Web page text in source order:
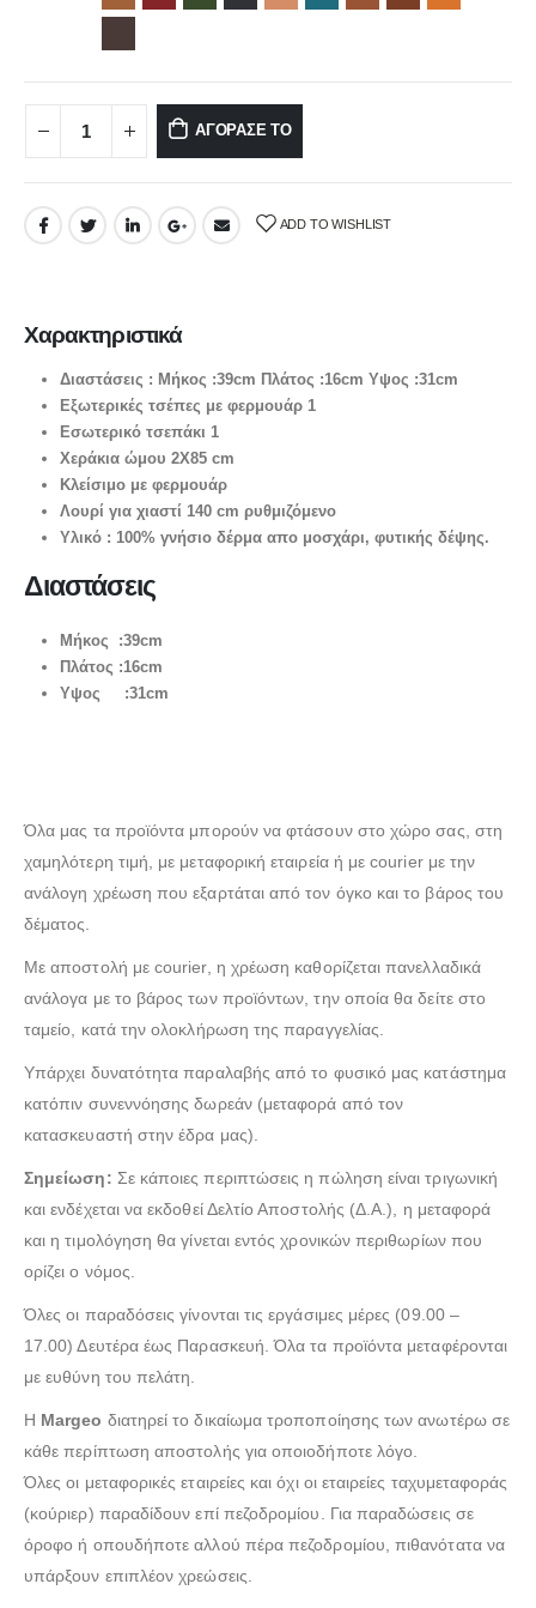
ΑΓΟΡΑΣΕ ΤΟ
ADD TO WISHLIST
Χαρακτηριστικά
Διαστάσεις : Μήκος :39cm Πλάτος :16cm Υψος :31cm
Εξωτερικές τσέπες με φερμουάρ 1
Εσωτερικό τσεπάκι 1
Χεράκια ώμου 2X85 cm
Κλείσιμο με φερμουάρ
Λουρί για χιαστί 140 cm ρυθμιζόμενο
Υλικό : 100% γνήσιο δέρμα απο μοσχάρι, φυτικής δέψης.
Διαστάσεις
Μήκος :39cm
Πλάτος :16cm
Υψος :31cm
Όλα μας τα προϊόντα μπορούν να φτάσουν στο χώρο σας, στη
χαμηλότερη τιμή, με μεταφορική εταιρεία ή με courier με την
ανάλογη χρέωση που εξαρτάται από τον όγκο και το βάρος του
δέματος.
Με αποστολή με courier, η χρέωση καθορίζεται πανελλαδικά
ανάλογα με το βάρος των προϊόντων, την οποία θα δείτε στο
ταμείο, κατά την ολοκλήρωση της παραγγελίας.
Υπάρχει δυνατότητα παραλαβής από το φυσικό μας κατάστημα
κατόπιν συνεννόησης δωρεάν (μεταφορά από τον
κατασκευαστή στην έδρα μας).
Σημείωση: Σε κάποιες περιπτώσεις η πώληση είναι τριγωνική
και ενδέχεται να εκδοθεί Δελτίο Αποστολής (Δ.Α.), η μεταφορά
και η τιμολόγηση θα γίνεται εντός χρονικών περιθωρίων που
ορίζει ο νόμος.
Όλες οι παραδόσεις γίνονται τις εργάσιμες μέρες (09.00 –
17.00) Δευτέρα έως Παρασκευή. Όλα τα προϊόντα μεταφέρονται
με ευθύνη του πελάτη.
Η Margeo διατηρεί το δικαίωμα τροποποίησης των ανωτέρω σε
κάθε περίπτωση αποστολής για οποιοδήποτε λόγο.
Όλες οι μεταφορικές εταιρείες και όχι οι εταιρείες ταχυμεταφοράς
(κούριερ) παραδίδουν επί πεζοδρομίου. Για παραδώσεις σε
όροφο ή οπουδήποτε αλλού πέρα πεζοδρομίου, πιθανότατα να
υπάρξουν επιπλέον χρεώσεις.